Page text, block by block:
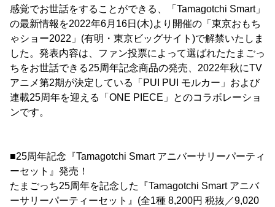
感覚でお世話をすることができる、「Tamagotchi Smart」
の最新情報を2022年6月16日(木)より開催の「東京おもち
ゃショー2022」(有明・東京ビッグサイト)で解禁いたしま
した。発表内容は、ファン投票によって選ばれたたまごっ
ちをお世話できる25周年記念商品の発売、2022年秋にTV
アニメ第2期が決定している「PUI PUI モルカー」および
連載25周年を迎える「ONE PIECE」とのコラボレーショ
ンです。
■25周年記念『Tamagotchi Smart アニバーサリーパーティ
ーセット』発売！
たまごっち25周年を記念した『Tamagotchi Smart アニバ
ーサリーパーティーセット』(全1種 8,200円 税抜／9,020